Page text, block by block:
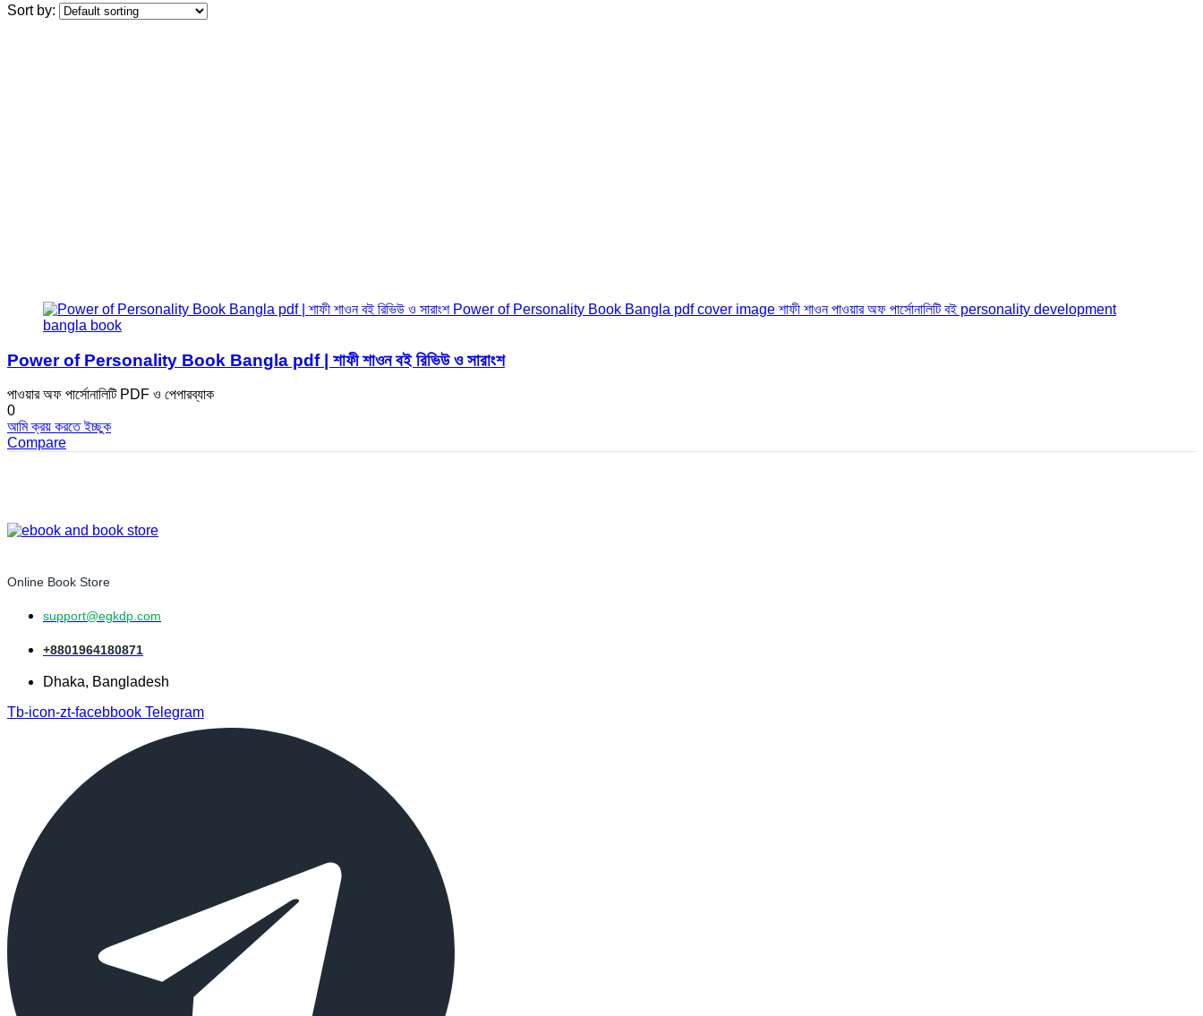
Sort by:
Power of Personality Book Bangla pdf | শাফী শাওন বই রিভিউ ও সারাংশ
পাওয়ার অফ পার্সোনালিটি PDF ও পেপারব্যাক
0
আমি ক্রয় করতে ইচ্ছুক
Compare
Online Book Store
support@egkdp.com
+8801964180871
Dhaka, Bangladesh
Tb-icon-zt-facebbook Telegram